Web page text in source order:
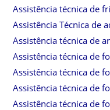
Assistência técnica de
Assistência Técnica de
Assistência técnica de
Assistência técnica de
Assistência técnica de
Assistência técnica de
Assistência técnica de